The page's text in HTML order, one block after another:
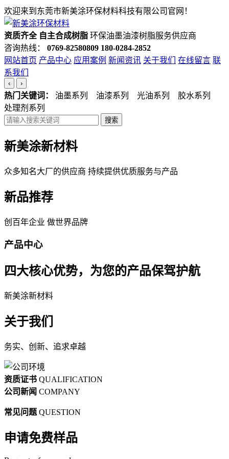
欢迎来到东莞市新美涂环保材料科技有限公司官网！
资质齐全 自主合成树脂 环保油墨油漆树脂服务供应商
咨询热线：
0769-82580809 180-0284-2852
网站首页 产品中心 应用案例 新闻资讯 关于我们 在线留言 联
系我们
‹ ›
热门关键词：
油墨系列 油漆系列 光油系列 胶水系列
处理剂系列
搜索
新美涂新材料
众多知名大厂的供应商 持续提供优质服务与产品
新品推荐
创百年企业 做世界品牌
产品中心
四大核心优势，为您的产品保驾护航
新美涂新材料
关于我们
务实、创新、追求卓越
资质证书 QUALIFICATION
公司新闻 COMPANY
常见问题 QUESTION
申请免费样品